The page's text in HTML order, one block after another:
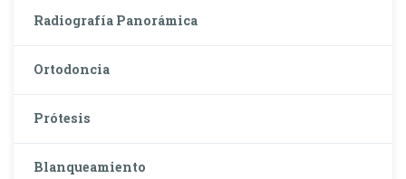
Radiografía Panorámica
Ortodoncia
Prótesis
Blanqueamiento